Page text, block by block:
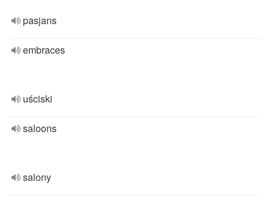
pasjans
embraces
uściski
saloons
salony